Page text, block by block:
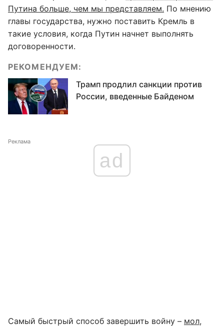
Путина больше, чем мы представляем. По мнению
главы государства, нужно поставить Кремль в
такие условия, когда Путин начнет выполнять
договоренности.
РЕКОМЕНДУЕМ:
Трамп продлил санкции против
России, введенные Байденом
Реклама
ad
Самый быстрый способ завершить войну – мол,